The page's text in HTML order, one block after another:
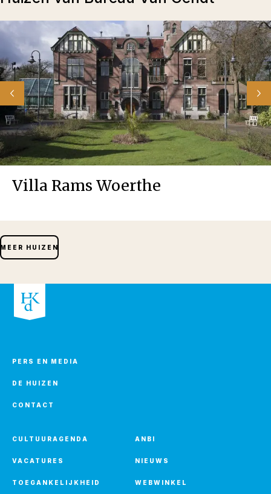
Villa Rams Woerthe
MEER HUIZEN
PERS EN MEDIA
DE HUIZEN
CONTACT
CULTUURAGENDA
VACATURES
TOEGANKELIJKHEID
ANBI
NIEUWS
WEBWINKEL